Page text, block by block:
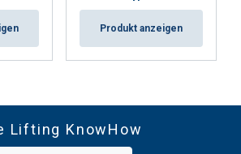
Produkt anzeigen
Lifting KnowHow